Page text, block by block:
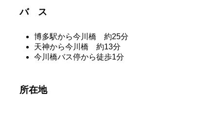
バ ス
博多駅から今川橋 約25分
天神から今川橋 約13分
今川橋バス停から徒歩1分
所在地